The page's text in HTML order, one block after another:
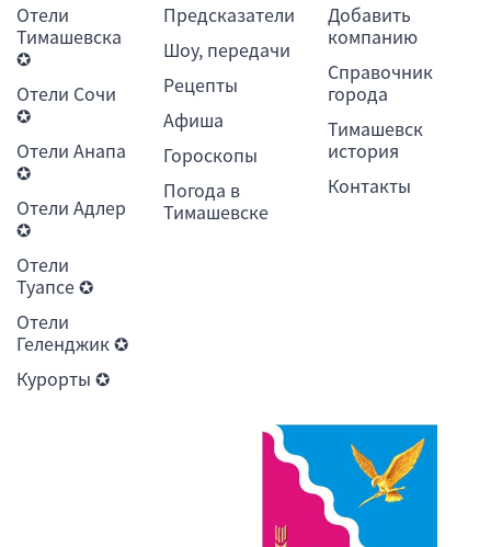
Отели
Тимашевска
✪
Отели Сочи
✪
Отели Анапа
✪
Отели Адлер
✪
Отели
Туапсе ✪
Отели
Геленджик ✪
Курорты ✪
Предсказатели
Шоу, передачи
Рецепты
Афиша
Гороскопы
Погода в
Тимашевске
Добавить
компанию
Справочник
города
Тимашевск
история
Контакты